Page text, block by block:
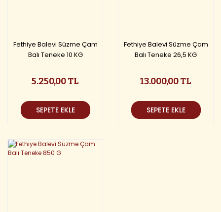
Fethiye Balevi Süzme Çam
Balı Teneke 10 KG
5.250,00 TL
SEPETE EKLE
Fethiye Balevi Süzme Çam
Balı Teneke 26,5 KG
13.000,00 TL
SEPETE EKLE